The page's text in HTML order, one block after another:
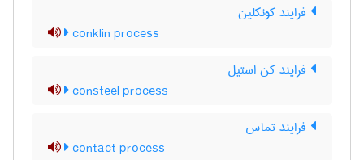
فرایند کونکلین
conklin process
فرایند کن استیل
consteel process
فرایند تماس
contact process